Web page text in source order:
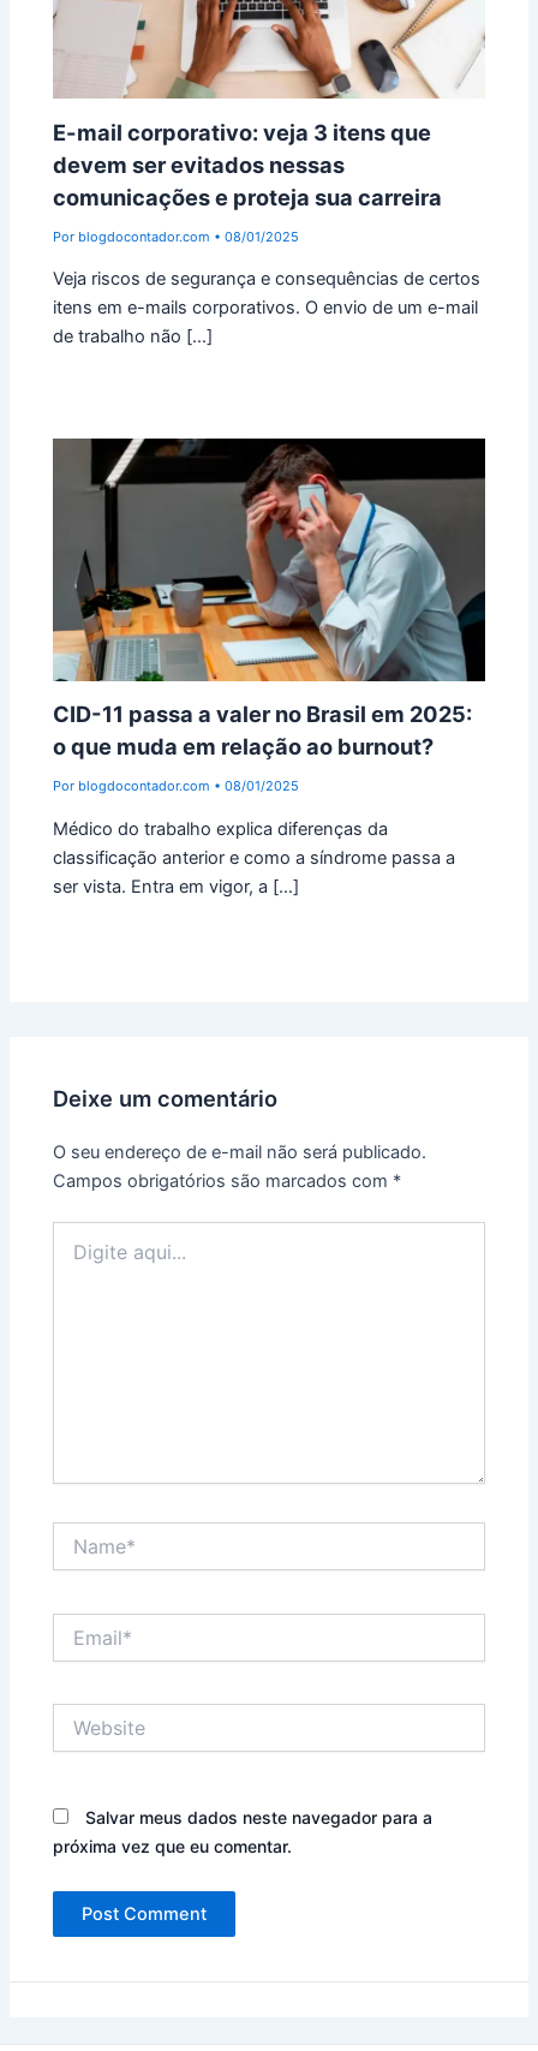
E-mail corporativo: veja 3 itens que
devem ser evitados nessas
comunicações e proteja sua carreira
Por blogdocontador.com •08/01/2025
Veja riscos de segurança e consequências de certos
itens em e-mails corporativos. O envio de um e-mail
de trabalho não […]
CID-11 passa a valer no Brasil em 2025:
o que muda em relação ao burnout?
Por blogdocontador.com •08/01/2025
Médico do trabalho explica diferenças da
classificação anterior e como a síndrome passa a
ser vista. Entra em vigor, a […]
Deixe um comentário
O seu endereço de e-mail não será publicado.
Campos obrigatórios são marcados com *
aqui...
Salvar meus dados neste navegador para a
próxima vez que eu comentar.